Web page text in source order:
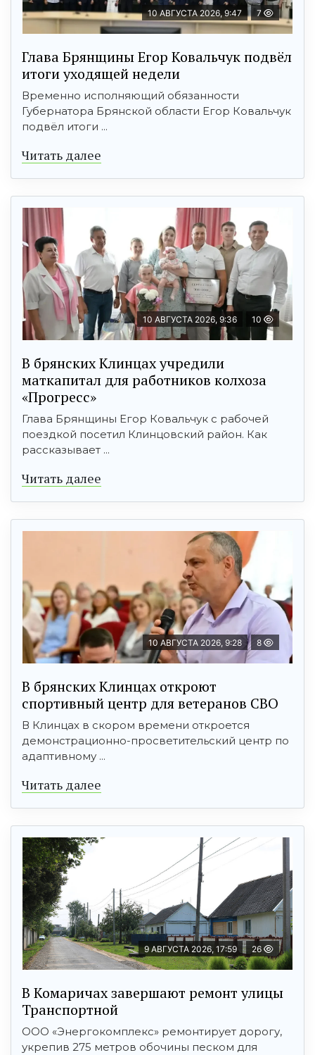
10 АВГУСТА 2026, 9:47 7
Глава Брянщины Егор Ковальчук подвёл
итоги уходящей недели
Временно исполняющий обязанности
Губернатора Брянской области Егор Ковальчук
подвёл итоги ...
Читать далее
10 АВГУСТА 2026, 9:36 10
В брянских Клинцах учредили
маткапитал для работников колхоза
«Прогресс»
Глава Брянщины Егор Ковальчук с рабочей
поездкой посетил Клинцовский район. Как
рассказывает ...
Читать далее
10 АВГУСТА 2026, 9:28 8
В брянских Клинцах откроют
спортивный центр для ветеранов СВО
В Клинцах в скором времени откроется
демонстрационно-просветительский центр по
адаптивному ...
Читать далее
9 АВГУСТА 2026, 17:59 26
В Комаричах завершают ремонт улицы
Транспортной
ООО «Энергокомплекс» ремонтирует дорогу,
укрепив 275 метров обочины песком для